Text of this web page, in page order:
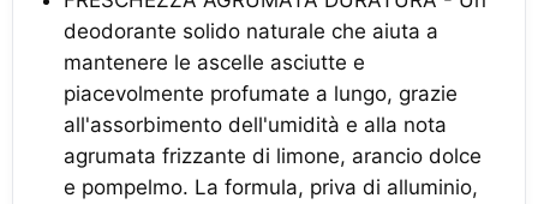
deodorante solido naturale che aiuta a
mantenere le ascelle asciutte e
piacevolmente profumate a lungo, grazie
all'assorbimento dell'umidità e alla nota
agrumata frizzante di limone, arancio dolce
e pompelmo. La formula, priva di alluminio,